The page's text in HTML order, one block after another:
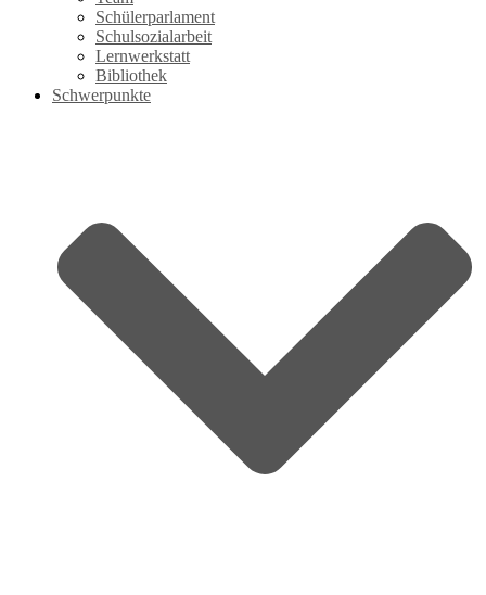
Schülerparlament
Schulsozialarbeit
Lernwerkstatt
Bibliothek
Schwerpunkte